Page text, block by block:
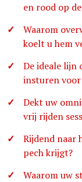
en rood op
Waarom
koelt u hem
De ideale lijn
insturen voor
Dekt uw
vrij rijden
Rijdend naar
pech krijgt?
Waarom uw